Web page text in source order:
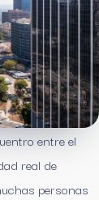
entre el
real de
personas